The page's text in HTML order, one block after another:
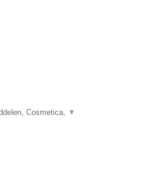
Cosmetica, ▼